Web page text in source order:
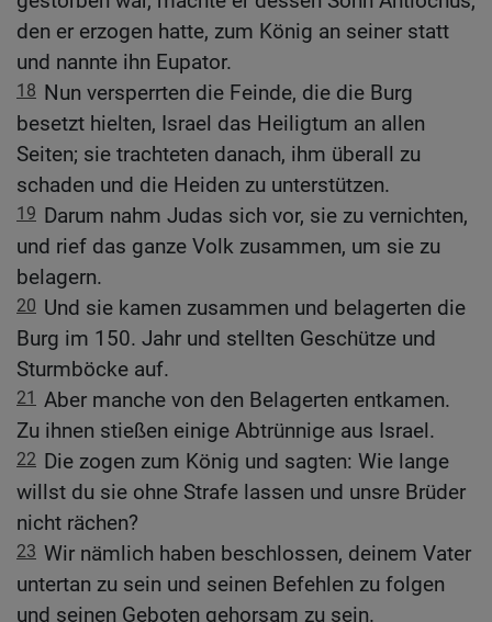
den er erzogen hatte, zum König an seiner statt
und nannte ihn Eupator.
18 Nun versperrten die Feinde, die die Burg
besetzt hielten, Israel das Heiligtum an allen
Seiten; sie trachteten danach, ihm überall zu
schaden und die Heiden zu unterstützen.
19 Darum nahm Judas sich vor, sie zu vernichten,
und rief das ganze Volk zusammen, um sie zu
belagern.
20 Und sie kamen zusammen und belagerten die
Burg im 150. Jahr und stellten Geschütze und
Sturmböcke auf.
21 Aber manche von den Belagerten entkamen.
Zu ihnen stießen einige Abtrünnige aus Israel.
22 Die zogen zum König und sagten: Wie lange
willst du sie ohne Strafe lassen und unsre Brüder
nicht rächen?
23 Wir nämlich haben beschlossen, deinem Vater
untertan zu sein und seinen Befehlen zu folgen
und seinen Geboten gehorsam zu sein.